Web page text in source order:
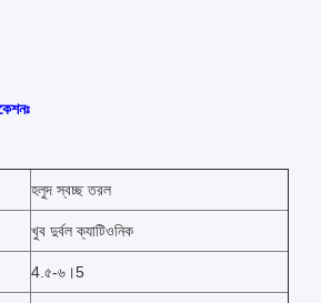
হলুদ স্বচ্ছ তরল
খুব দুর্বল ক্যাটিওনিক
4.৫-৬।5